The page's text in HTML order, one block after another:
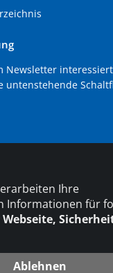
Newsletter
untenstehende
GmbH ist ein
Ihre
Informationen für
Ablehnen